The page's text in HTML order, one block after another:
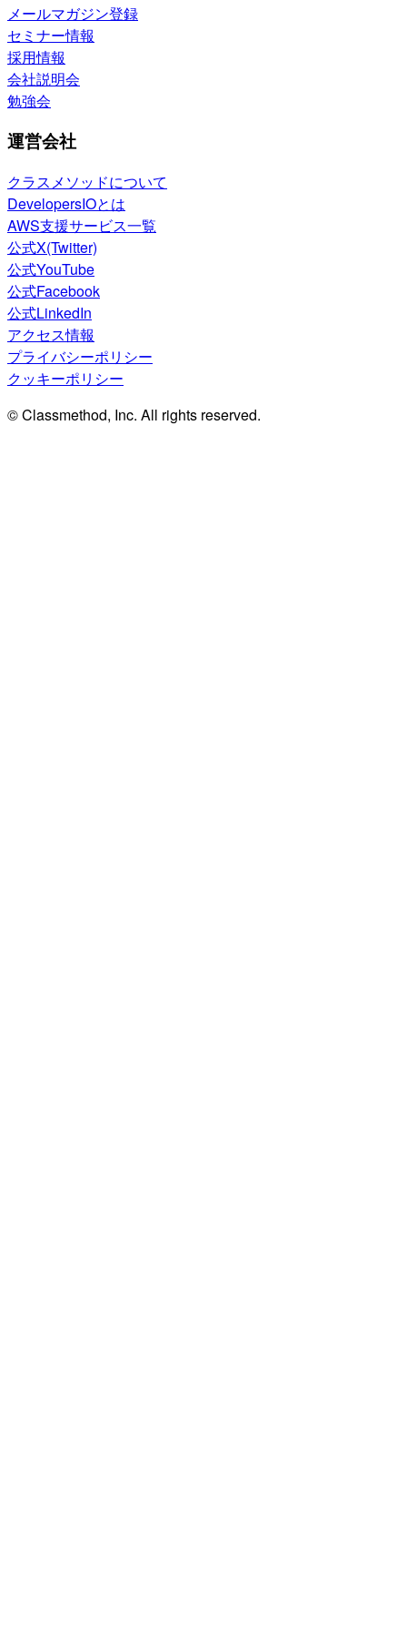
メールマガジン登録
セミナー情報
採用情報
会社説明会
勉強会
運営会社
クラスメソッドについて
DevelopersIOとは
AWS支援サービス一覧
公式X(Twitter)
公式YouTube
公式Facebook
公式LinkedIn
アクセス情報
プライバシーポリシー
クッキーポリシー
© Classmethod, Inc. All rights reserved.